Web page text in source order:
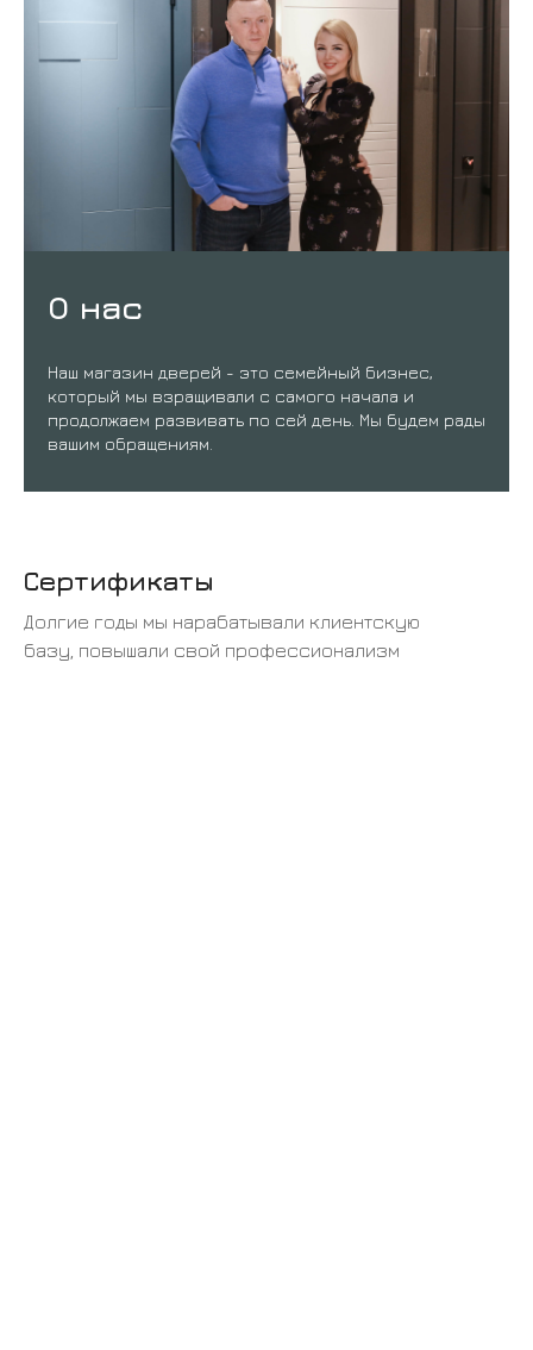
О нас
Наш магазин дверей - это семейный бизнес,
который мы взращивали с самого начала и
продолжаем развивать по сей день. Мы будем рады
вашим обращениям.
Сертификаты
Долгие годы мы нарабатывали клиентскую
базу, повышали свой профессионализм